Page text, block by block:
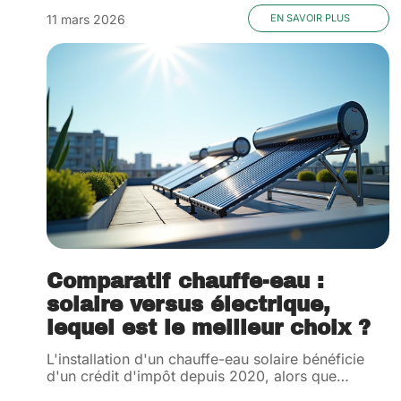
11 mars 2026 EN SAVOIR PLUS
Comparatif chauffe-eau :
solaire versus électrique,
lequel est le meilleur choix ?
L'installation d'un chauffe-eau solaire bénéficie
d'un crédit d'impôt depuis 2020, alors que…